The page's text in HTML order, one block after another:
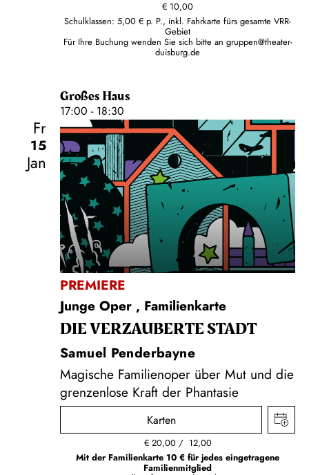
€ 10,00
Schulklassen: 5,00 € p. P., inkl. Fahrkarte fürs gesamte VRR-
Gebiet
Für Ihre Buchung wenden Sie sich bitte an gruppen@theater-
duisburg.de
Großes Haus
17:00 - 18:30
Fr
15
Jan
PREMIERE
Junge Oper , Familienkarte
DIE VERZAUBERTE STADT
Samuel Penderbayne
Magische Familienoper über Mut und die
grenzenlose Kraft der Phantasie
Karten
€ 20,00
12,00
Mit der Familienkarte 10 € für jedes eingetragene
Familienmitglied